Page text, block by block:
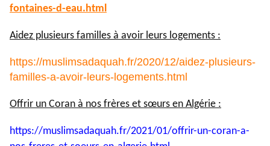
fontaines-d-eau.html
Aidez plusieurs familles à avoir leurs logements :
https://muslimsadaquah.fr/2020/12/aidez-plusieurs-
familles-a-avoir-leurs-logements.html
Offrir un Coran à nos frères et sœurs en Algérie :
https://muslimsadaquah.fr/2021/01/offrir-un-coran-a-